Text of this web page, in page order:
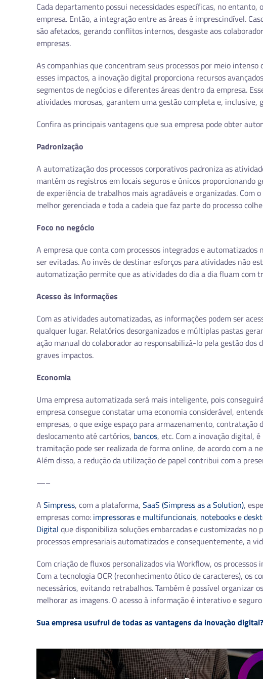
Cada departamento possui necessidades específicas, no
empresa. Então, a integração entre as áreas é imprescindível.
são afetados, gerando conflitos internos, desgaste aos
empresas.
As companhias que concentram seus processos por meio
esses impactos, a inovação digital proporciona recursos
segmentos de negócios e diferentes áreas dentro da empresa.
atividades morosas, garantem uma gestão completa e,
Confira as principais vantagens que sua empresa pode obter
Padronização
A automatização dos processos corporativos padroniza as
mantém os registros em locais seguros e únicos proporcionando
de experiência de trabalhos mais agradáveis e organizadas.
melhor gerenciada e toda a cadeia que faz parte do processo
Foco no negócio
A empresa que conta com processos integrados e
ser evitadas. Ao invés de destinar esforços para atividades não
automatização permite que as atividades do dia a dia fluam com
Acesso às informações
Com as atividades automatizadas, as informações podem ser
qualquer lugar. Relatórios desorganizados e múltiplas pastas
ação manual do colaborador ao responsabilizá-lo pela gestão
graves impactos.
Economia
Uma empresa automatizada será mais inteligente, pois
empresa consegue constatar uma economia considerável,
empresas, o que exige espaço para armazenamento,
deslocamento até cartórios, bancos, etc. Com a inovação digital,
tramitação pode ser realizada de forma online, de acordo com a
Além disso, a redução da utilização de papel contribui com a
—–
A Simpress, com a plataforma, SaaS (Simpress as a Solution),
empresas como: impressoras e multifuncionais, notebooks e
Digital que disponibiliza soluções embarcadas e customizadas
processos empresariais automatizados e consequentemente, a
Com criação de fluxos personalizados via Workflow, os
Com a tecnologia OCR (reconhecimento ótico de caracteres), os
necessários, evitando retrabalhos. Também é possível organizar
melhorar as imagens. O acesso à informação é interativo e
Sua empresa usufrui de todas as vantagens da inovação